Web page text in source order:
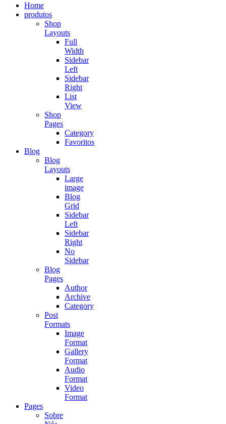
Home
produtos
Shop
Layouts
Full
Width
Sidebar
Left
Sidebar
Right
List
View
Shop
Pages
Category
Favoritos
Blog
Blog
Layouts
Large
image
Blog
Grid
Sidebar
Left
Sidebar
Right
No
Sidebar
Blog
Pages
Author
Archive
Category
Post
Formats
Image
Format
Gallery
Format
Audio
Format
Video
Format
Pages
Sobre